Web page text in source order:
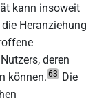
kann insoweit
Heranziehung
deren
können. 63 Die